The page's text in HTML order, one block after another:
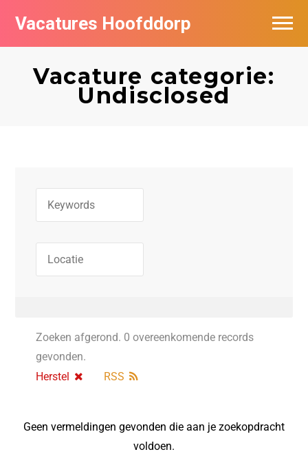
Vacatures Hoofddorp
Vacature categorie:
Undisclosed
Zoeken afgerond. 0 overeenkomende records
gevonden.
Herstel
RSS
Geen vermeldingen gevonden die aan je zoekopdracht
voldoen.
Vacatures per bedrijf in Hoofddorp